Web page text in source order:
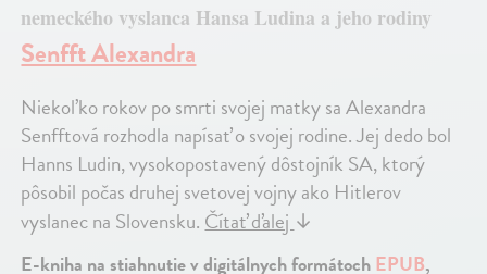
nemeckého vyslanca Hansa Ludina a jeho rodiny
Senfft Alexandra
Niekoľko rokov po smrti svojej matky sa Alexandra
Senfftová rozhodla napísať o svojej rodine. Jej dedo bol
Hanns Ludin, vysokopostavený dôstojník SA, ktorý
pôsobil počas druhej svetovej vojny ako Hitlerov
vyslanec na Slovensku.Čítať ďalej↓
E-kniha na stiahnutie v digitálnych formátochEPUB,